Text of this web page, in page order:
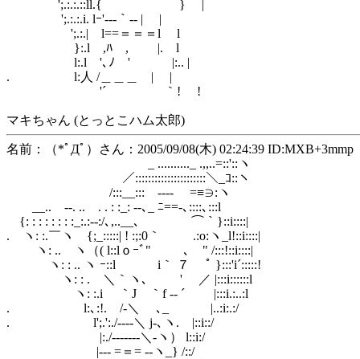
';.:.:.::ll.{ } |
';.:.:.i. lｰ'---｀‐‐ | |
';.:.| l==＝＝＝l l
}:.l ,ﾊ￣,￣￣ |. l
l:.l '､ﾉ ' |:.. |
. l:人 /＿＿＿ | |
'´ ｀! !
マキちゃん (とっとこハム太郎)
名前：（*ﾟДﾟ）さん：2005/09/08(木) 02:24:39 ID:MXB+3mmp
_ .........._ .,,..=::'::ヽ
／::::::::::::::::::::::＼_ｺ::ヽ
/:::__::: --‐‐ =≡∋:ヽ
__.. -‐. ..￣. . : :_: ‐-､_ ﾆ==‐､::::､:::l
{: : : : : : : :_:.:-‐:/､,..__､ ⌒｀}::i::::|
. ヽ: :.￣ヽ {;_:::::| ! :;:0｀ .:o:ヽ_l!::i::::|
ヽ: .. ヽ（( l::lｏｰﾞ" ､ゝ" /:::!::i::::|
ヽ: : .. ヽ ｰ::l i｀ ７ ﾟ }:::'i´:::::!
ヽ: : . ＼｀ヽ､ ゝ ' ／ |:::i::::::l
ヽ: :.i ｀J ｀f -‐ ´ |:::i.:..:l
. l:､:!. /-＼ ゝ､_ |..:i:.:/
. l';.':./-‐‐-＼ j-､ヽ. |::i::/
|:./--‐‐‐‐-＼‐ヽ） l::i:/
|-‐‐ =＝= ‐-ヽ_} /::/